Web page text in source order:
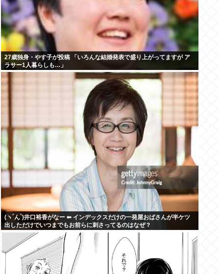
27歳独身・やす子が投稿 「いろんな結婚発表で盛り上がってますが ア
ラサー1人暮らしも…」
(ヽ´ん`)井口裕香がなー ⬅ インデックスだけの一発屋おばさんが半ケツ
出しただけでいつまでもお前らに刺さってるのはなぜ？